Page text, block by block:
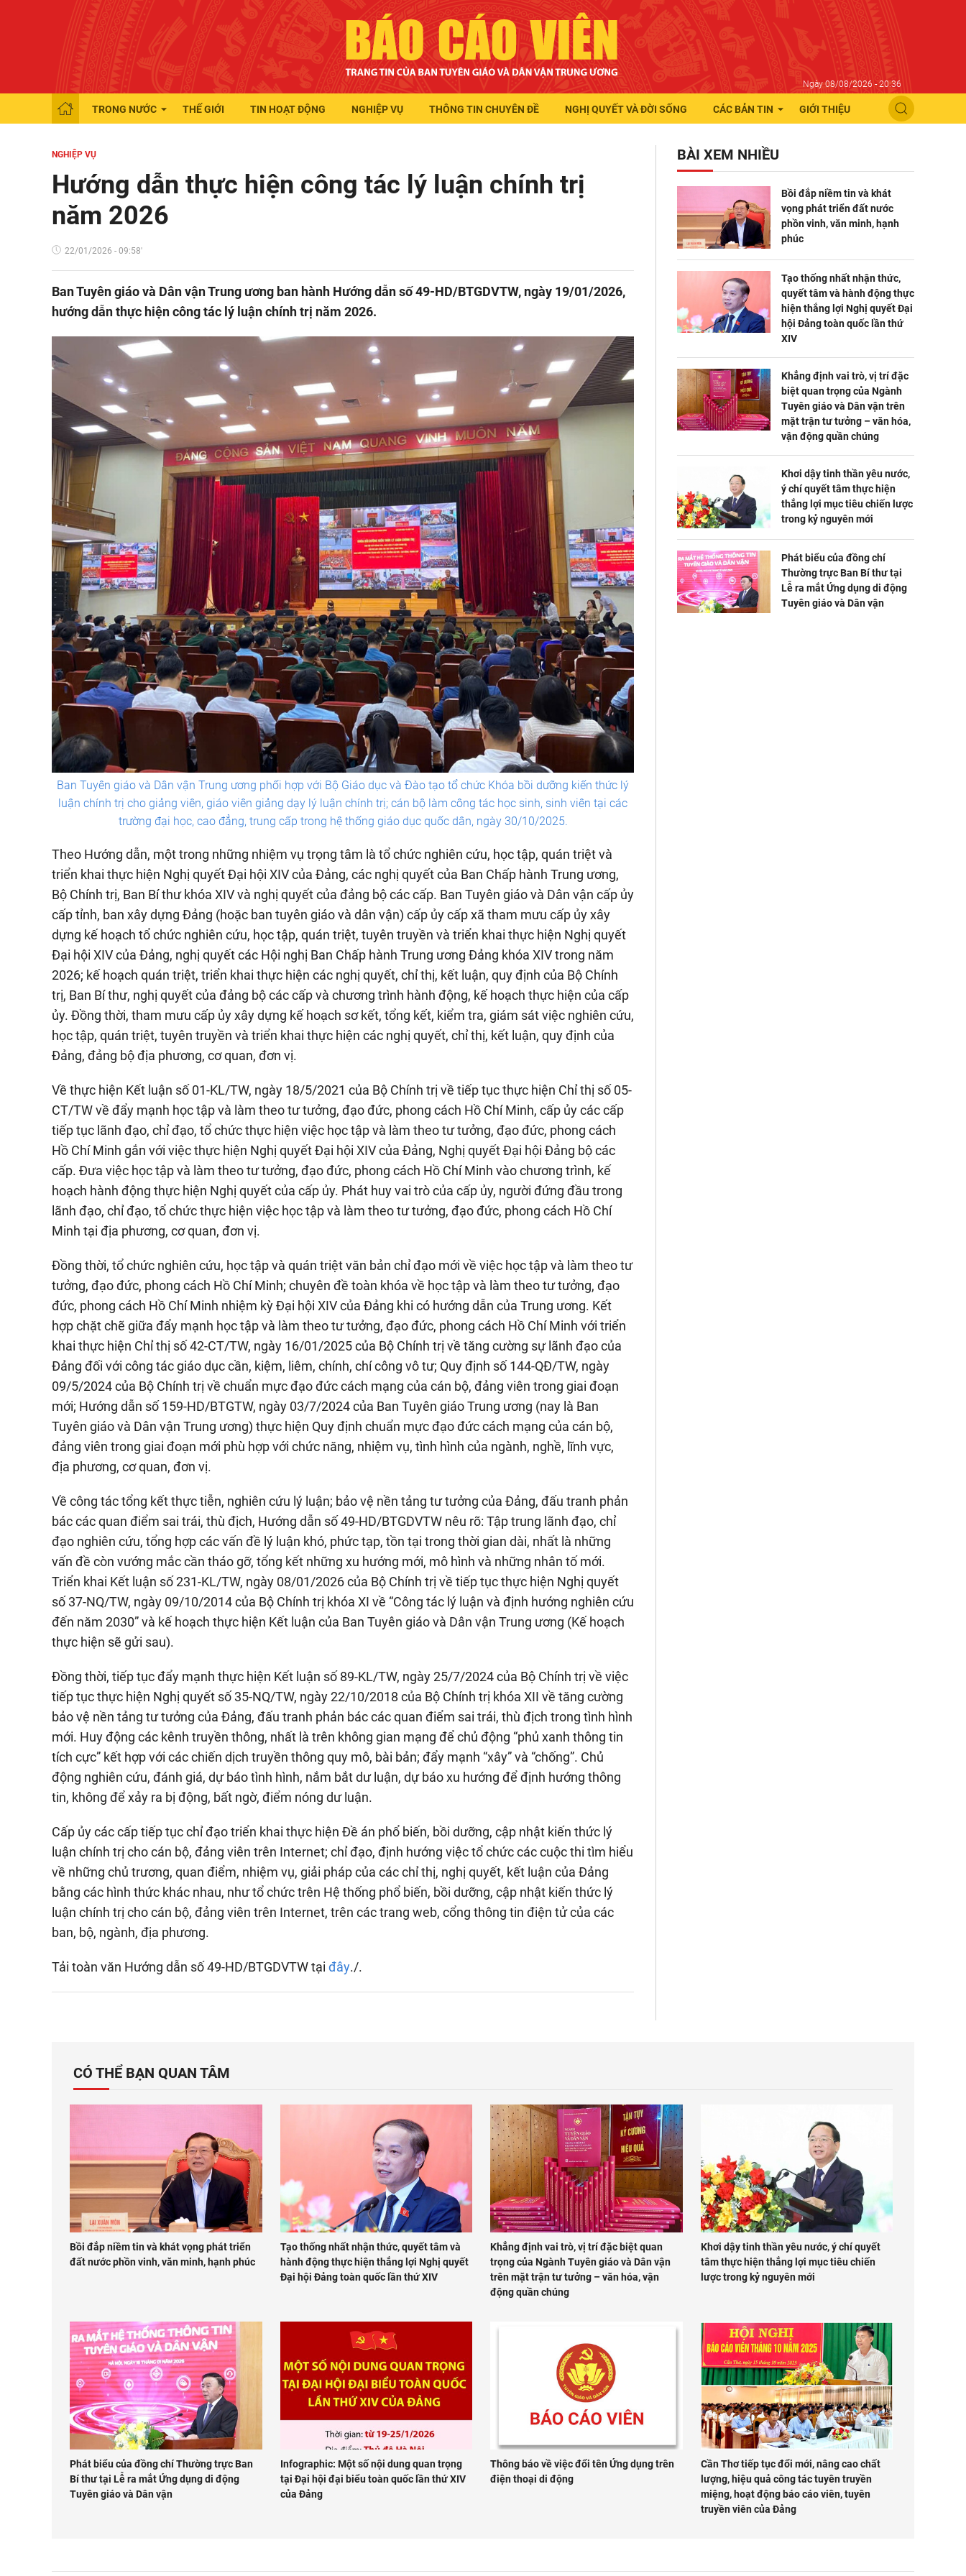
Ngày 08/08/2026 - 20:36
TRONG NƯỚC THẾ GIỚI TIN HOẠT ĐỘNG NGHIỆP VỤ THÔNG TIN CHUYÊN ĐỀ NGHỊ QUYẾT VÀ ĐỜI SỐNG CÁC BẢN TIN GIỚI THIỆU
NGHIỆP VỤ
Hướng dẫn thực hiện công tác lý luận chính trị
năm 2026
22/01/2026 - 09:58'
Ban Tuyên giáo và Dân vận Trung ương ban hành Hướng dẫn số 49-HD/BTGDVTW, ngày 19/01/2026,
hướng dẫn thực hiện công tác lý luận chính trị năm 2026.
Ban Tuyên giáo và Dân vận Trung ương phối hợp với Bộ Giáo dục và Đào tạo tổ chức Khóa bồi dưỡng kiến thức lý
luận chính trị cho giảng viên, giáo viên giảng dạy lý luận chính trị; cán bộ làm công tác học sinh, sinh viên tại các
trường đại học, cao đẳng, trung cấp trong hệ thống giáo dục quốc dân, ngày 30/10/2025.
Theo Hướng dẫn, một trong những nhiệm vụ trọng tâm là tổ chức nghiên cứu, học tập, quán triệt và
triển khai thực hiện Nghị quyết Đại hội XIV của Đảng, các nghị quyết của Ban Chấp hành Trung ương,
Bộ Chính trị, Ban Bí thư khóa XIV và nghị quyết của đảng bộ các cấp. Ban Tuyên giáo và Dân vận cấp ủy
cấp tỉnh, ban xây dựng Đảng (hoặc ban tuyên giáo và dân vận) cấp ủy cấp xã tham mưu cấp ủy xây
dựng kế hoạch tổ chức nghiên cứu, học tập, quán triệt, tuyên truyền và triển khai thực hiện Nghị quyết
Đại hội XIV của Đảng, nghị quyết các Hội nghị Ban Chấp hành Trung ương Đảng khóa XIV trong năm
2026; kế hoạch quán triệt, triển khai thực hiện các nghị quyết, chỉ thị, kết luận, quy định của Bộ Chính
trị, Ban Bí thư, nghị quyết của đảng bộ các cấp và chương trình hành động, kế hoạch thực hiện của cấp
ủy. Đồng thời, tham mưu cấp ủy xây dựng kế hoạch sơ kết, tổng kết, kiểm tra, giám sát việc nghiên cứu,
học tập, quán triệt, tuyên truyền và triển khai thực hiện các nghị quyết, chỉ thị, kết luận, quy định của
Đảng, đảng bộ địa phương, cơ quan, đơn vị.
Về thực hiện Kết luận số 01-KL/TW, ngày 18/5/2021 của Bộ Chính trị về tiếp tục thực hiện Chỉ thị số 05-
CT/TW về đẩy mạnh học tập và làm theo tư tưởng, đạo đức, phong cách Hồ Chí Minh, cấp ủy các cấp
tiếp tục lãnh đạo, chỉ đạo, tổ chức thực hiện việc học tập và làm theo tư tưởng, đạo đức, phong cách
Hồ Chí Minh gắn với việc thực hiện Nghị quyết Đại hội XIV của Đảng, Nghị quyết Đại hội Đảng bộ các
cấp. Đưa việc học tập và làm theo tư tưởng, đạo đức, phong cách Hồ Chí Minh vào chương trình, kế
hoạch hành động thực hiện Nghị quyết của cấp ủy. Phát huy vai trò của cấp ủy, người đứng đầu trong
lãnh đạo, chỉ đạo, tổ chức thực hiện việc học tập và làm theo tư tưởng, đạo đức, phong cách Hồ Chí
Minh tại địa phương, cơ quan, đơn vị.
Đồng thời, tổ chức nghiên cứu, học tập và quán triệt văn bản chỉ đạo mới về việc học tập và làm theo tư
tưởng, đạo đức, phong cách Hồ Chí Minh; chuyên đề toàn khóa về học tập và làm theo tư tưởng, đạo
đức, phong cách Hồ Chí Minh nhiệm kỳ Đại hội XIV của Đảng khi có hướng dẫn của Trung ương. Kết
hợp chặt chẽ giữa đẩy mạnh học tập và làm theo tư tưởng, đạo đức, phong cách Hồ Chí Minh với triển
khai thực hiện Chỉ thị số 42-CT/TW, ngày 16/01/2025 của Bộ Chính trị về tăng cường sự lãnh đạo của
Đảng đối với công tác giáo dục cần, kiệm, liêm, chính, chí công vô tư; Quy định số 144-QĐ/TW, ngày
09/5/2024 của Bộ Chính trị về chuẩn mực đạo đức cách mạng của cán bộ, đảng viên trong giai đoạn
mới; Hướng dẫn số 159-HD/BTGTW, ngày 03/7/2024 của Ban Tuyên giáo Trung ương (nay là Ban
Tuyên giáo và Dân vận Trung ương) thực hiện Quy định chuẩn mực đạo đức cách mạng của cán bộ,
đảng viên trong giai đoạn mới phù hợp với chức năng, nhiệm vụ, tình hình của ngành, nghề, lĩnh vực,
địa phương, cơ quan, đơn vị.
Về công tác tổng kết thực tiễn, nghiên cứu lý luận; bảo vệ nền tảng tư tưởng của Đảng, đấu tranh phản
bác các quan điểm sai trái, thù địch, Hướng dẫn số 49-HD/BTGDVTW nêu rõ: Tập trung lãnh đạo, chỉ
đạo nghiên cứu, tổng hợp các vấn đề lý luận khó, phức tạp, tồn tại trong thời gian dài, nhất là những
vấn đề còn vướng mắc cần tháo gỡ, tổng kết những xu hướng mới, mô hình và những nhân tố mới.
Triển khai Kết luận số 231-KL/TW, ngày 08/01/2026 của Bộ Chính trị về tiếp tục thực hiện Nghị quyết
số 37-NQ/TW, ngày 09/10/2014 của Bộ Chính trị khóa XI về “Công tác lý luận và định hướng nghiên cứu
đến năm 2030” và kế hoạch thực hiện Kết luận của Ban Tuyên giáo và Dân vận Trung ương (Kế hoạch
thực hiện sẽ gửi sau).
Đồng thời, tiếp tục đẩy mạnh thực hiện Kết luận số 89-KL/TW, ngày 25/7/2024 của Bộ Chính trị về việc
tiếp tục thực hiện Nghị quyết số 35-NQ/TW, ngày 22/10/2018 của Bộ Chính trị khóa XII về tăng cường
bảo vệ nền tảng tư tưởng của Đảng, đấu tranh phản bác các quan điểm sai trái, thù địch trong tình hình
mới. Huy động các kênh truyền thông, nhất là trên không gian mạng để chủ động “phủ xanh thông tin
tích cực” kết hợp với các chiến dịch truyền thông quy mô, bài bản; đẩy mạnh “xây” và “chống”. Chủ
động nghiên cứu, đánh giá, dự báo tình hình, nắm bắt dư luận, dự báo xu hướng để định hướng thông
tin, không để xảy ra bị động, bất ngờ, điểm nóng dư luận.
Cấp ủy các cấp tiếp tục chỉ đạo triển khai thực hiện Đề án phổ biến, bồi dưỡng, cập nhật kiến thức lý
luận chính trị cho cán bộ, đảng viên trên Internet; chỉ đạo, định hướng việc tổ chức các cuộc thi tìm hiểu
về những chủ trương, quan điểm, nhiệm vụ, giải pháp của các chỉ thị, nghị quyết, kết luận của Đảng
bằng các hình thức khác nhau, như tổ chức trên Hệ thống phổ biến, bồi dưỡng, cập nhật kiến thức lý
luận chính trị cho cán bộ, đảng viên trên Internet, trên các trang web, cổng thông tin điện tử của các
ban, bộ, ngành, địa phương.
Tải toàn văn Hướng dẫn số 49-HD/BTGDVTW tại đây./.
BÀI XEM NHIỀU
Bồi đắp niềm tin và khát
vọng phát triển đất nước
phồn vinh, văn minh, hạnh
phúc
Tạo thống nhất nhận thức,
quyết tâm và hành động thực
hiện thắng lợi Nghị quyết Đại
hội Đảng toàn quốc lần thứ
XIV
Khẳng định vai trò, vị trí đặc
biệt quan trọng của Ngành
Tuyên giáo và Dân vận trên
mặt trận tư tưởng – văn hóa,
vận động quần chúng
Khơi dậy tinh thần yêu nước,
ý chí quyết tâm thực hiện
thắng lợi mục tiêu chiến lược
trong kỷ nguyên mới
Phát biểu của đồng chí
Thường trực Ban Bí thư tại
Lễ ra mắt Ứng dụng di động
Tuyên giáo và Dân vận
CÓ THỂ BẠN QUAN TÂM
Bồi đắp niềm tin và khát vọng phát triển
đất nước phồn vinh, văn minh, hạnh phúc
Tạo thống nhất nhận thức, quyết tâm và
hành động thực hiện thắng lợi Nghị quyết
Đại hội Đảng toàn quốc lần thứ XIV
Khẳng định vai trò, vị trí đặc biệt quan
trọng của Ngành Tuyên giáo và Dân vận
trên mặt trận tư tưởng – văn hóa, vận
động quần chúng
Khơi dậy tinh thần yêu nước, ý chí quyết
tâm thực hiện thắng lợi mục tiêu chiến
lược trong kỷ nguyên mới
Phát biểu của đồng chí Thường trực Ban
Bí thư tại Lễ ra mắt Ứng dụng di động
Tuyên giáo và Dân vận
Infographic: Một số nội dung quan trọng
tại Đại hội đại biểu toàn quốc lần thứ XIV
của Đảng
Thông báo về việc đổi tên Ứng dụng trên
điện thoại di động
Cần Thơ tiếp tục đổi mới, nâng cao chất
lượng, hiệu quả công tác tuyên truyền
miệng, hoạt động báo cáo viên, tuyên
truyền viên của Đảng